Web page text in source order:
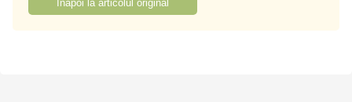
Înapoi la articolul original